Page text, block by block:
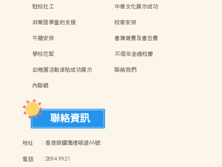
駐校社工
中華文化展示成功
非華語學童的支援
校車安排
午膳安排
書簿雜費及書包費
學校花絮
50周年金禧校慶
幼稚園活動津貼成功展示
聯絡我們
內聯網
聯絡資訊
地址 : 香港銅鑼灣禮頓道66號
電話 :2894 9921